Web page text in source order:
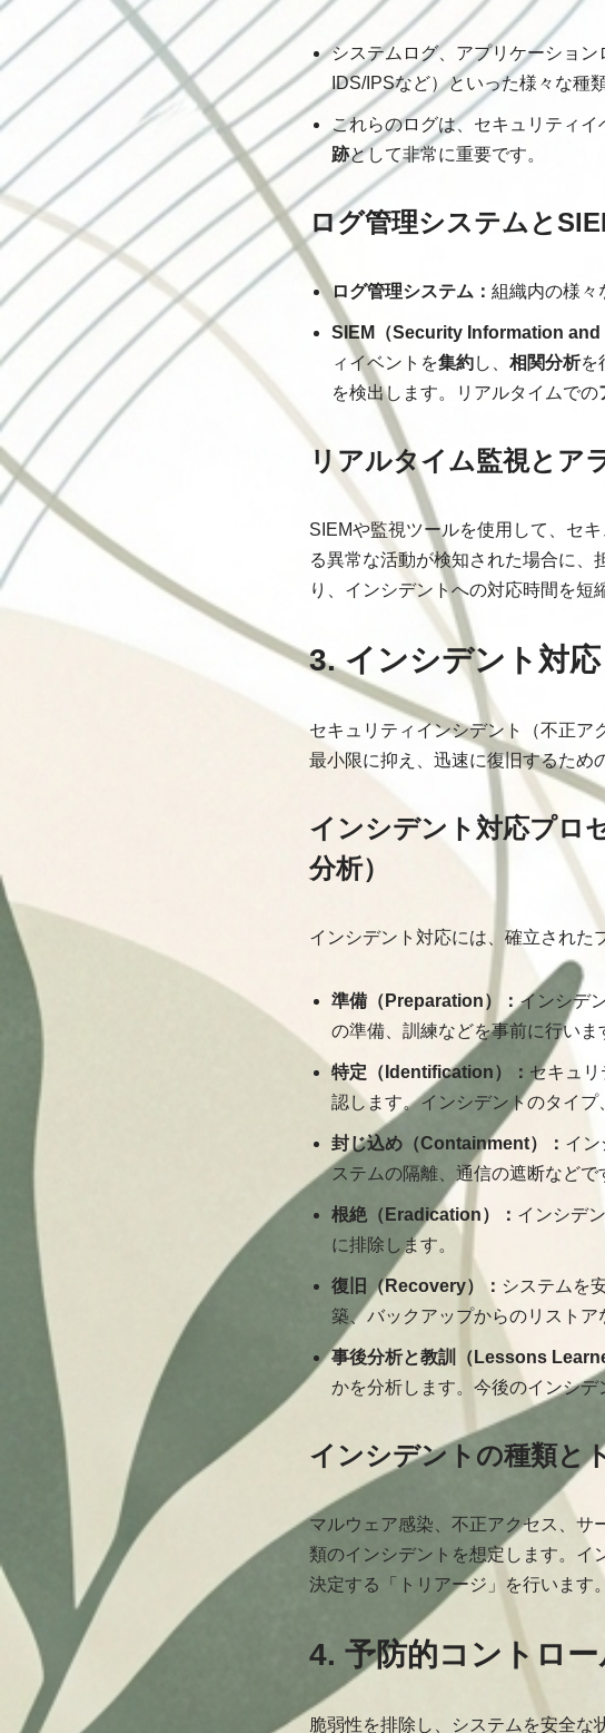
システムログ、アプリケーション
IDS/IPSなど）といった様々な種
これらのログは、セキュリティイ
跡として非常に重要です。
ログ管理システムと
ログ管理システム： 組織内の様々
SIEM（Security Information and
ィイベントを集約し、 相関分析を
を検出します。リアルタイムでの
リアルタイム監視とア
SIEMや監視ツールを使用して、セ
る異常な活動が検知された場合に、
り、インシデントへの対応時間を短
3. インシデント対
セキュリティインシデント（不正ア
最小限に抑え、迅速に復旧するため
インシデント対応プロ
分析）
インシデント対応には、確立された
準備（Preparation）：インシデ
の準備、訓練などを事前に行いま
特定（Identification）： セキュ
認します。インシデントのタイプ
封じ込め（Containment）： イ
ステムの隔離、通信の遮断などで
根絶（Eradication）： インシデ
に排除します。
復旧（Recovery）： システムを
築、バックアップからのリストア
事後分析と教訓（Lessons
かを分析します。今後のインシデ
インシデントの種類と
マルウェア感染、不正アクセス、サ
類のインシデントを想定します。イ
決定する「トリアージ」を行います
4. 予防的コントロー
脆弱性を排除し、システムを安全な